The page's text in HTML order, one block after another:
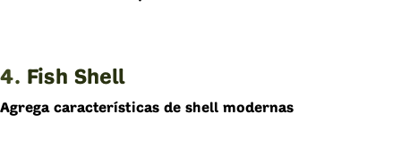
4. Fish Shell
Agrega características de shell modernas